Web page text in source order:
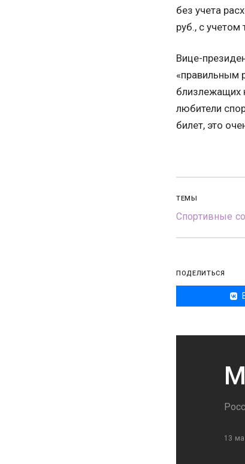
без учета
руб., с
Вице-
«правильным
близлежащих
любители
билет, это
ТЕМЫ
Спортивные
ПОДЕЛИТЬСЯ
13